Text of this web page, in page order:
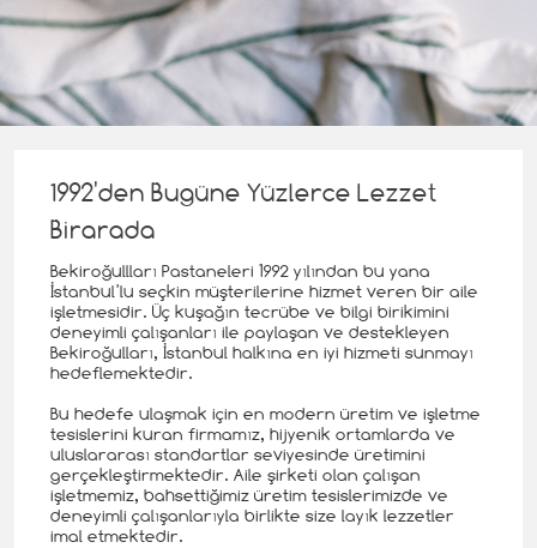
1992'den Bugüne Yüzlerce Lezzet
Birarada
Bekiroğullları Pastaneleri 1992 yılından bu yana
İstanbul’lu seçkin müşterilerine hizmet veren bir aile
işletmesidir. Üç kuşağın tecrübe ve bilgi birikimini
deneyimli çalışanları ile paylaşan ve destekleyen
Bekiroğulları, İstanbul halkına en iyi hizmeti sunmayı
hedeflemektedir.
Bu hedefe ulaşmak için en modern üretim ve işletme
tesislerini kuran firmamız, hijyenik ortamlarda ve
uluslararası standartlar seviyesinde üretimini
gerçekleştirmektedir. Aile şirketi olan çalışan
işletmemiz, bahsettiğimiz üretim tesislerimizde ve
deneyimli çalışanlarıyla birlikte size layık lezzetler
imal etmektedir.